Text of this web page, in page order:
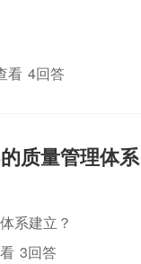
看 4回答
质量管理体
系建立？
3回答